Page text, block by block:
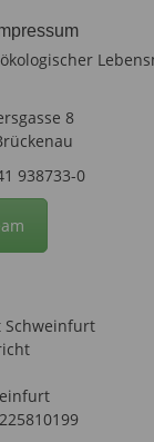
8
938733-0
Schweinfurt